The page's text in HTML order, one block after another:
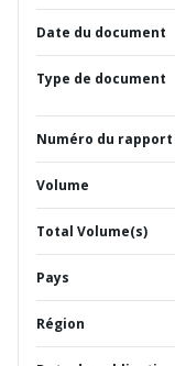
Date du document
Type de document
Numéro du rapport
Volume
Total Volume(s)
Pays
Région